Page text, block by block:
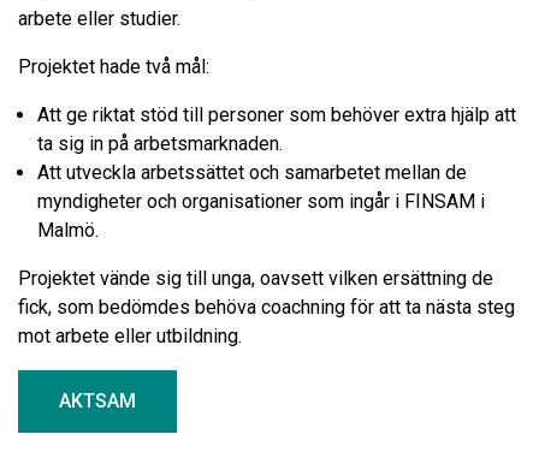
arbete eller studier.
Projektet hade två mål:
Att ge riktat stöd till personer som behöver extra hjälp att
ta sig in på arbetsmarknaden.
Att utveckla arbetssättet och samarbetet mellan de
myndigheter och organisationer som ingår i FINSAM i
Malmö.
Projektet vände sig till unga, oavsett vilken ersättning de
fick, som bedömdes behöva coachning för att ta nästa steg
mot arbete eller utbildning.
AKTSAM